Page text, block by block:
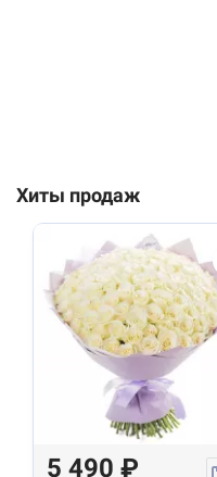
Хиты продаж
5 490 ₽